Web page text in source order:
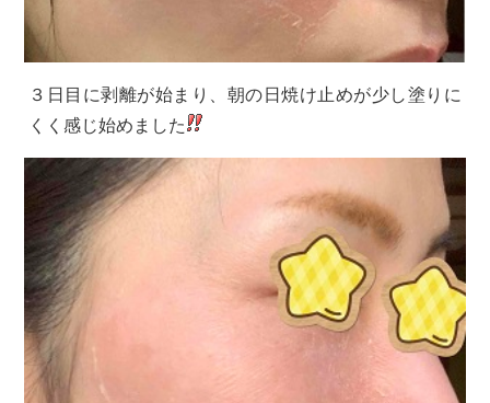
３日目に剥離が始まり、朝の日焼け止めが少し塗りに
くく感じ始めました